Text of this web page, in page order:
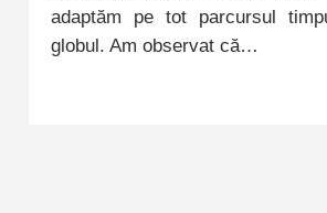
adaptăm pe tot parcursul
globul. Am observat că…